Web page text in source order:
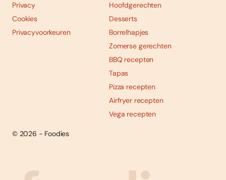
Privacy
Cookies
Privacyvoorkeuren
Hoofdgerechten
Desserts
Borrelhapjes
Zomerse gerechten
BBQ recepten
Tapas
Pizza recepten
Airfryer recepten
Vega recepten
© 2026 - Foodies